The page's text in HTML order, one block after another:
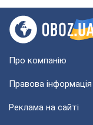
Про компанію
Правова інформація
Реклама на сайті